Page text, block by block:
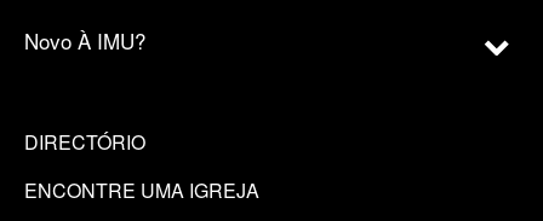
Novo À IMU?
DIRECTÓRIO
ENCONTRE UMA IGREJA